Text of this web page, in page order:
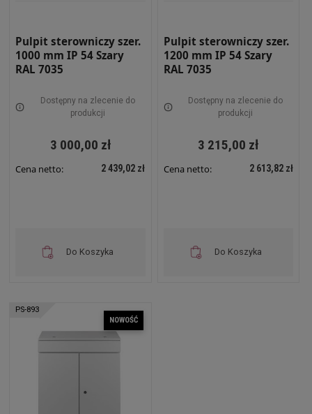
Pulpit sterowniczy szer.
1000 mm IP 54 Szary
RAL 7035
Dostępny na zlecenie do
produkcji
3 000,00 zł
Cena netto: 2 439,02 zł
Do Koszyka
Pulpit sterowniczy szer.
1200 mm IP 54 Szary
RAL 7035
Dostępny na zlecenie do
produkcji
3 215,00 zł
Cena netto: 2 613,82 zł
Do Koszyka
PS-893
NOWOŚĆ